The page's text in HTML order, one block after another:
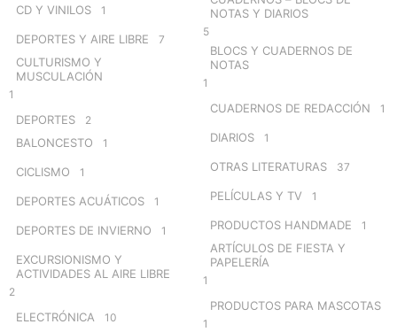
CD Y VINILOS 1
DEPORTES Y AIRE LIBRE 7
CULTURISMO Y
MUSCULACIÓN
1
DEPORTES 2
BALONCESTO 1
CICLISMO 1
DEPORTES ACUÁTICOS 1
DEPORTES DE INVIERNO 1
EXCURSIONISMO Y
ACTIVIDADES AL AIRE LIBRE
2
ELECTRÓNICA 10
NOTAS Y DIARIOS
5
BLOCS Y CUADERNOS DE
NOTAS
1
CUADERNOS DE REDACCIÓN 1
DIARIOS 1
OTRAS LITERATURAS 37
PELÍCULAS Y TV 1
PRODUCTOS HANDMADE 1
ARTÍCULOS DE FIESTA Y
PAPELERÍA
1
PRODUCTOS PARA MASCOTAS
1